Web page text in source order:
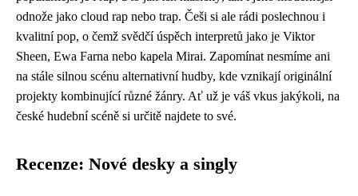
odnože jako cloud rap nebo trap. Češi si ale rádi poslechnou i
kvalitní pop, o čemž svědčí úspěch interpretů jako je Viktor
Sheen, Ewa Farna nebo kapela Mirai. Zapomínat nesmíme ani
na stále silnou scénu alternativní hudby, kde vznikají originální
projekty kombinující různé žánry. Ať už je váš vkus jakýkoli, na
české hudební scéně si určitě najdete to své.
Recenze: Nové desky a singly